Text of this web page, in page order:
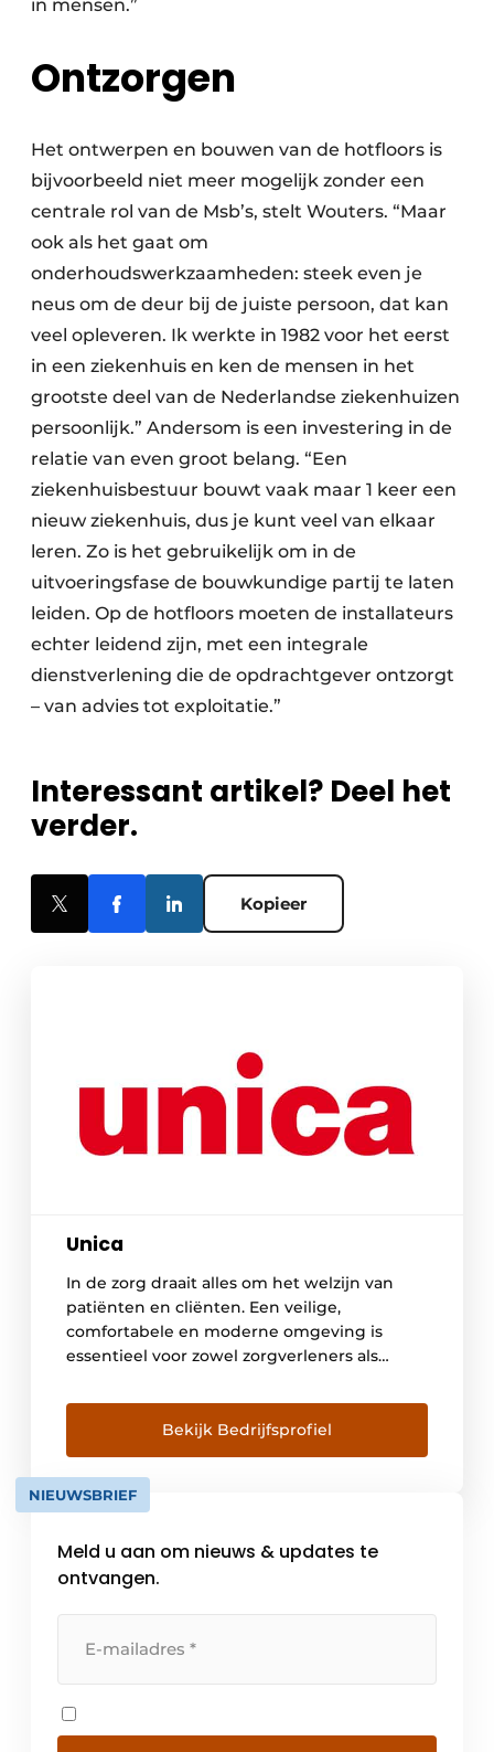
in mensen.”
Ontzorgen
Het ontwerpen en bouwen van de hotfloors is
bijvoorbeeld niet meer mogelijk zonder een
centrale rol van de Msb’s, stelt Wouters. “Maar
ook als het gaat om
onderhoudswerkzaamheden: steek even je
neus om de deur bij de juiste persoon, dat kan
veel opleveren. Ik werkte in 1982 voor het eerst
in een ziekenhuis en ken de mensen in het
grootste deel van de Nederlandse ziekenhuizen
persoonlijk.” Andersom is een investering in de
relatie van even groot belang. “Een
ziekenhuisbestuur bouwt vaak maar 1 keer een
nieuw ziekenhuis, dus je kunt veel van elkaar
leren. Zo is het gebruikelijk om in de
uitvoeringsfase de bouwkundige partij te laten
leiden. Op de hotfloors moeten de installateurs
echter leidend zijn, met een integrale
dienstverlening die de opdrachtgever ontzorgt
– van advies tot exploitatie.”
Interessant artikel? Deel het
verder.
Kopieer
Unica
In de zorg draait alles om het welzijn van
patiënten en cliënten. Een veilige,
comfortabele en moderne omgeving is
essentieel voor zowel zorgverleners als
met innovatieve technologische
oplossingen die comfort, duurzaamheid en
functionaliteit naadloos integreren. Met onze
uitgebreide expertise in nieuwbouw,
renovatie, onderhoud, beheer, beveiliging
Bekijk Bedrijfsprofiel
NIEUWSBRIEF
Meld u aan om nieuws & updates te
ontvangen.